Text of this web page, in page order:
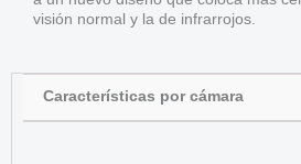
visión normal y la de infrarrojos.
Características por cámara